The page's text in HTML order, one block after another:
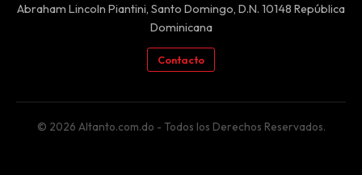
Abraham Lincoln Piantini, Santo Domingo, D.N. 10148 República
Dominicana
Contacto
© 2026 Altanto.com.do - Todos los Derechos Reservados.